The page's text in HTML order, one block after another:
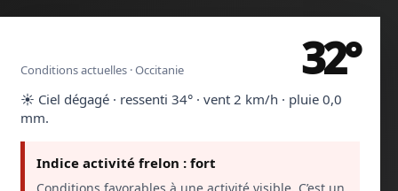
Conditions actuelles · Occitanie 32°
☀️ Ciel dégagé · ressenti 34° · vent 2 km/h · pluie 0,0
mm.
Indice activité frelon : fort